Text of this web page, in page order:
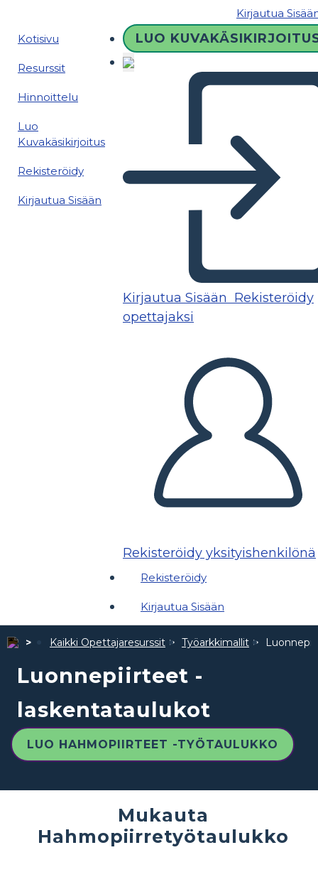
Kirjautua
Kotisivu
Resurssit
Hinnoittelu
Luo
Kuvakäsikirjoitus
Rekisteröidy
Kirjautua Sisään
LUO
Kirjautua Sisään Rekisteröidy
opettajaksi
Rekisteröidy yksityishenkilönä
Rekisteröidy
Kirjautua Sisään
Kaikki Opettajaresurssit Työarkkimallit
Luonnepiirteet -
laskentataulukot
LUO HAHMOPIIRTEET -TYÖTAULUKKO
Mukauta
Hahmopiirretyötaulukko